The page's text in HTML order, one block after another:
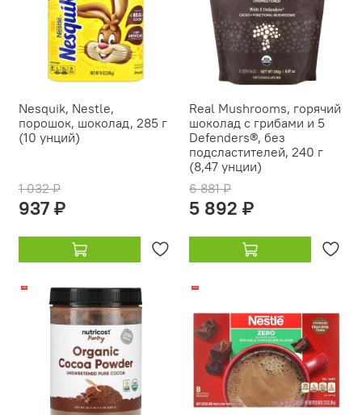
Nesquik, Nestle,
порошок, шоколад, 285 г
(10 унций)
1 032 ₽
937 ₽
Real Mushrooms, горячий
шоколад с грибами и 5
Defenders®, без
подсластителей, 240 г
(8,47 унции)
6 881 ₽
5 892 ₽
-17% -10%